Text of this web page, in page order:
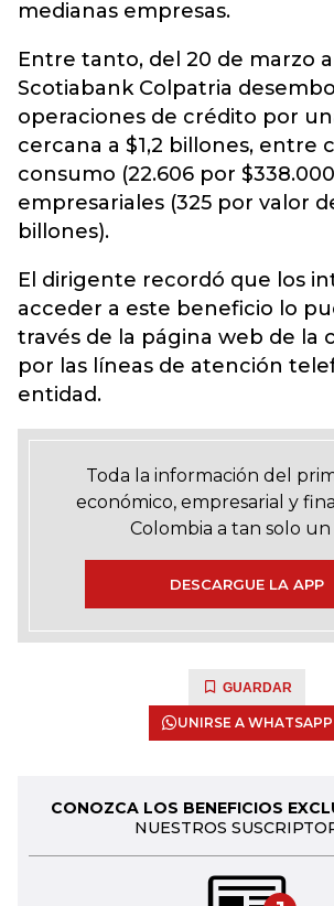
medianas empresas.
Entre tanto, del 20 de marzo
Scotiabank Colpatria
operaciones de crédito por
cercana a $1,2 billones, entre
consumo (22.606 por
empresariales (325 por valor
billones).
El dirigente recordó que los
acceder a este beneficio lo
través de la página web de la
por las líneas de atención
entidad.
Toda la información del
económico, empresarial y
Colombia a tan solo
DESCARGUE LA APP
GUARDAR
UNIRSE A WHATSAPP
CONOZCA LOS BENEFICIOS
NUESTROS